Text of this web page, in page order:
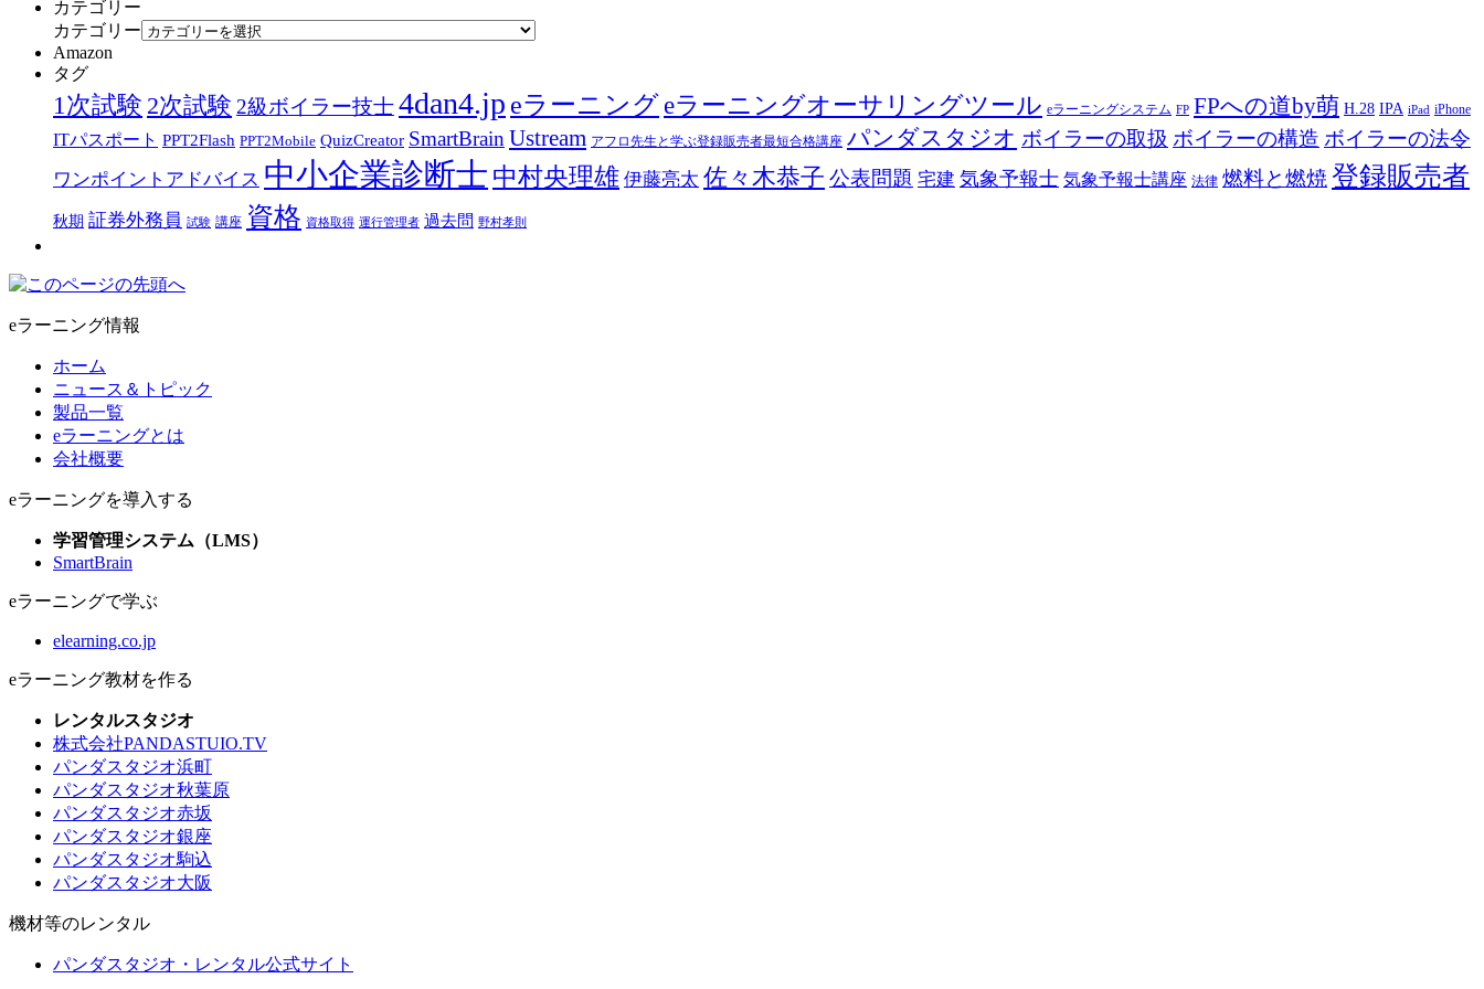
カテゴリー
カテゴリー
Amazon
タグ
1次試験 2次試験 2級ボイラー技士4dan4.jp eラーニング eラーニングオーサリングツール eラーニングシステム FP FPへの道by萌 H.28 IPA iPad iPhone
ITパスポート PPT2Flash PPT2Mobile QuizCreator SmartBrain Ustream アフロ先生と学ぶ登録販売者最短合格講座 パンダスタジオ ボイラーの取扱 ボイラーの構造 ボイラーの法令
ワンポイントアドバイス 中小企業診断士 中村央理雄 伊藤亮太 佐々木恭子 公表問題 宅建 気象予報士 気象予報士講座 法律 燃料と燃焼 登録販売者
秋期 証券外務員 試験 講座 資格 資格取得 運行管理者 過去問 野村孝則
eラーニング情報
ホーム
ニュース＆トピック
製品一覧
eラーニングとは
会社概要
eラーニングを導入する
学習管理システム（LMS）
SmartBrain
eラーニングで学ぶ
elearning.co.jp
eラーニング教材を作る
レンタルスタジオ
株式会社PANDASTUIO.TV
パンダスタジオ浜町
パンダスタジオ秋葉原
パンダスタジオ赤坂
パンダスタジオ銀座
パンダスタジオ駒込
パンダスタジオ大阪
機材等のレンタル
パンダスタジオ・レンタル公式サイト